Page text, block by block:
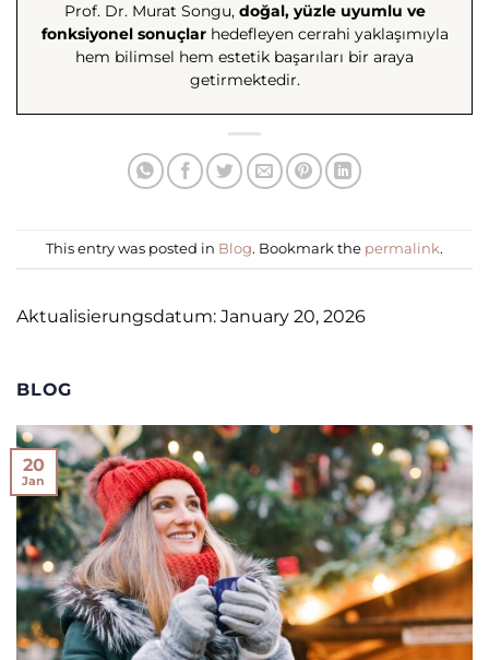
Prof. Dr. Murat Songu, doğal, yüzle uyumlu ve
fonksiyonel sonuçlarhedefleyen cerrahi yaklaşımıyla
hem bilimsel hem estetik başarıları bir araya
getirmektedir.
This entry was posted in Blog. Bookmark the permalink.
Aktualisierungsdatum: January 20, 2026
BLOG
20
Jan